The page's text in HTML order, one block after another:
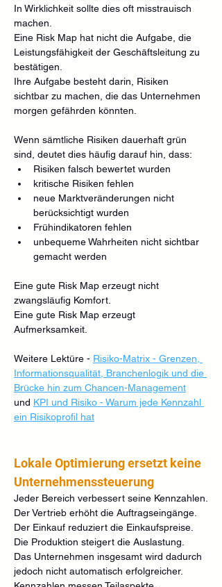
In Wirklichkeit sollte dies oft misstrauisch
machen.
Eine Risk Map hat nicht die Aufgabe, die
Leistungsfähigkeit der Geschäftsleitung zu
bestätigen.
Ihre Aufgabe besteht darin, Risiken
sichtbar zu machen, die das Unternehmen
morgen gefährden könnten.
Wenn sämtliche Risiken dauerhaft grün
sind, deutet dies häufig darauf hin, dass:
Risiken falsch bewertet wurden
kritische Risiken fehlen
neue Marktveränderungen nicht
berücksichtigt wurden
Frühindikatoren fehlen
unbequeme Wahrheiten nicht sichtbar
gemacht werden
Eine gute Risk Map erzeugt nicht
zwangsläufig Komfort.
Eine gute Risk Map erzeugt
Aufmerksamkeit.
Weitere Lektüre - Risiko-Matrix - Grenzen,
Informationsqualität, Branchenlogik und die
Brücke hin zum Chancen-Management
und KPI und Risiko - Warum jede Kennzahl
ein Risikoprofil hat
Lokale Optimierung ersetzt keine
Unternehmenssteuerung
Jeder Bereich verbessert seine Kennzahlen.
Der Vertrieb erhöht die Auftragseingänge.
Der Einkauf reduziert die Einkaufspreise.
Die Produktion steigert die Auslastung.
Das Unternehmen insgesamt wird dadurch
jedoch nicht automatisch erfolgreicher.